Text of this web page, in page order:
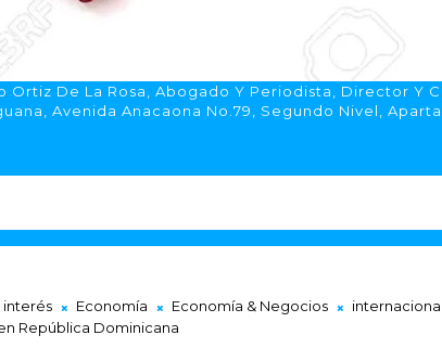
Ortiz De La Rosa, Abogado Y Periodista, Director Y
Avenida Anacaona No.79, Segundo Nivel,
interés Economía Economía & Negocios
República Dominicana